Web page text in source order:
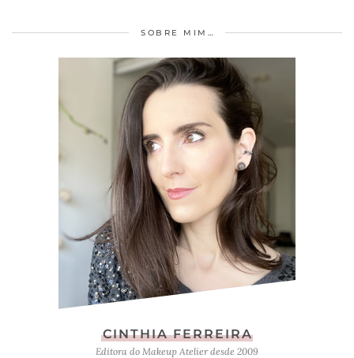
SOBRE MIM…
CINTHIA FERREIRA
Editora do Makeup Atelier desde 2009